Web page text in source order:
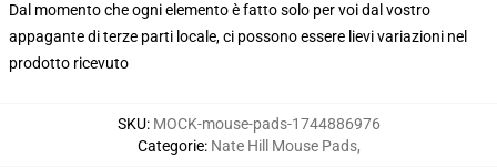
Dal momento che ogni elemento è fatto solo per voi dal vostro
appagante di terze parti locale, ci possono essere lievi variazioni nel
prodotto ricevuto
SKU: MOCK-mouse-pads-1744886976
Categorie: Nate Hill Mouse Pads,